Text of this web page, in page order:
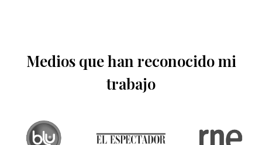
Medios que han reconocido mi
trabajo